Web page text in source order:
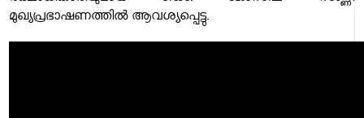
മുഖ്യപ്രഭാഷണത്തിൽ ആവശ്യപ്പെട്ടു.